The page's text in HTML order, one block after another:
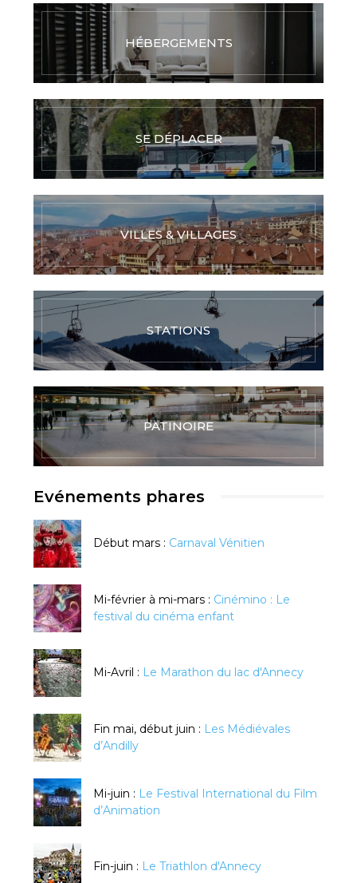
HÉBERGEMENTS
SE DÉPLACER
VILLES & VILLAGES
STATIONS
PATINOIRE
Evénements phares
Début mars : Carnaval Vénitien
Mi-février à mi-mars : Cinémino : Le
festival du cinéma enfant
Mi-Avril : Le Marathon du lac d'Annecy
Fin mai, début juin : Les Médiévales
d’Andilly
Mi-juin : Le Festival International du Film
d’Animation
Fin-juin : Le Triathlon d'Annecy